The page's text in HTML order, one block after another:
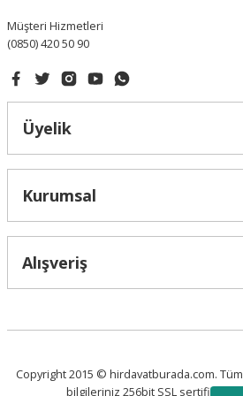
Müşteri Hizmetleri
(0850) 420 50 90
Üyelik
Kurumsal
Alışveriş
Copyright 2015 © hirdavatburada.com. Tüm
bilgileriniz 256bit SSL sertifikası